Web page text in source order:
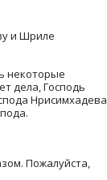
и Шриле
некоторые
дела, Господь
Нрисимхадева
Пожалуйста,